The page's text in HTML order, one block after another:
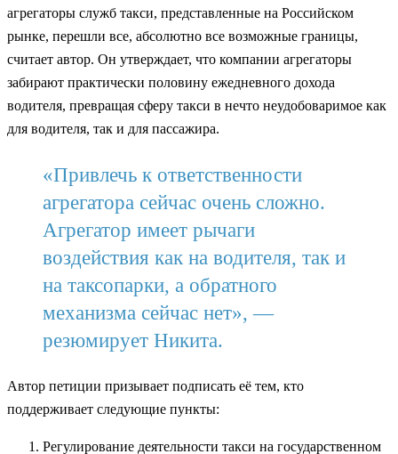
агрегаторы служб такси, представленные на Российском
рынке, перешли все, абсолютно все возможные границы,
считает автор. Он утверждает, что компании агрегаторы
забирают практически половину ежедневного дохода
водителя, превращая сферу такси в нечто неудобоваримое как
для водителя, так и для пассажира.
«Привлечь к ответственности
агрегатора сейчас очень сложно.
Агрегатор имеет рычаги
воздействия как на водителя, так и
на таксопарки, а обратного
механизма сейчас нет», —
резюмирует Никита.
Автор петиции призывает подписать её тем, кто
поддерживает следующие пункты:
Регулирование деятельности такси на государственном